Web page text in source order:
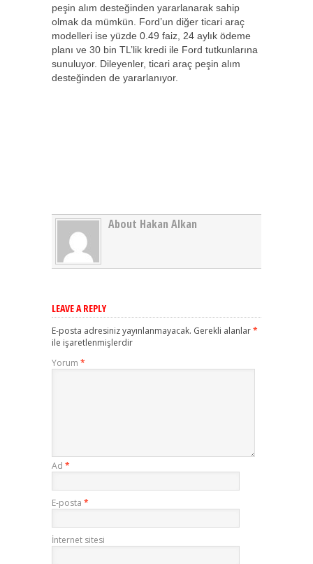
peşin alım desteğinden yararlanarak sahip
olmak da mümkün. Ford’un diğer ticari araç
modelleri ise yüzde 0.49 faiz, 24 aylık ödeme
planı ve 30 bin TL’lik kredi ile Ford tutkunlarına
sunuluyor. Dileyenler, ticari araç peşin alım
desteğinden de yararlanıyor.
About Hakan Alkan
LEAVE A REPLY
E-posta adresiniz yayınlanmayacak. Gerekli alanlar*
ile işaretlenmişlerdir
Yorum *
Ad *
E-posta *
İnternet sitesi